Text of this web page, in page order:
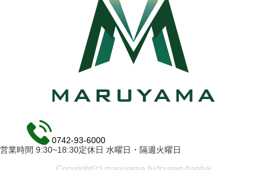
0742-93-6000
営業時間 9:30~18:30定休日 水曜日・隔週火曜日
Copyright(c) maruyama fudousan-hanbai